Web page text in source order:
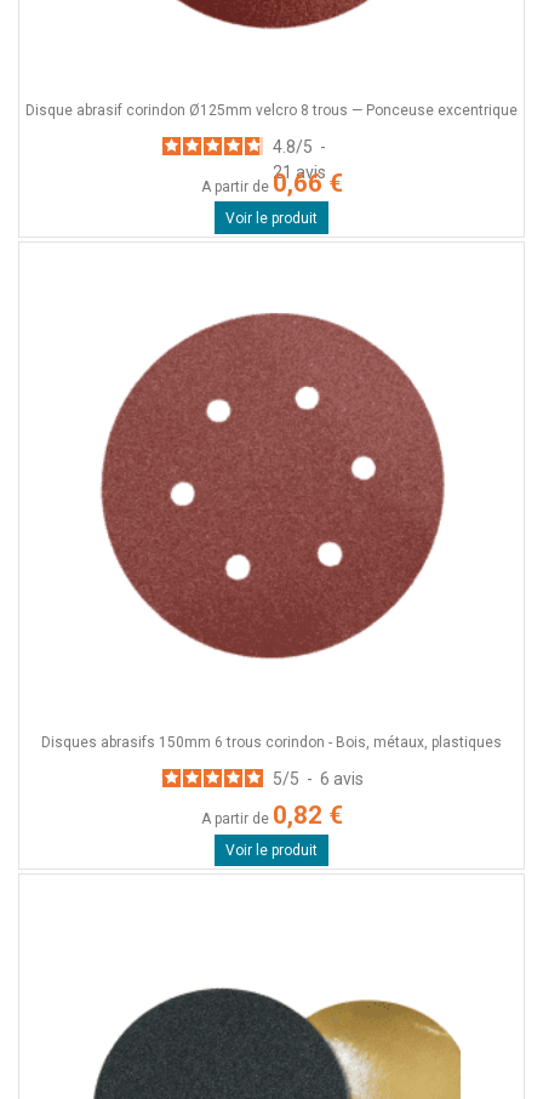
Disque abrasif corindon Ø125mm velcro 8 trous — Ponceuse excentrique
4.8/5 -
21 avis
A partir de 0,66 €
Voir le produit
Disques abrasifs 150mm 6 trous corindon - Bois, métaux, plastiques
5/5 - 6 avis
A partir de 0,82 €
Voir le produit